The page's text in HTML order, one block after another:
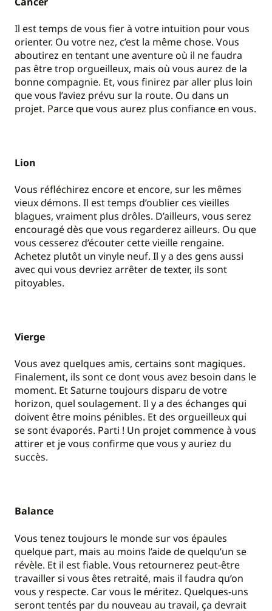
Il est temps de vous fier à votre intuition pour vous
orienter. Ou votre nez, c’est la même chose. Vous
aboutirez en tentant une aventure où il ne faudra
pas être trop orgueilleux, mais où vous aurez de la
bonne compagnie. Et, vous finirez par aller plus loin
que vous l’aviez prévu sur la route. Ou dans un
projet. Parce que vous aurez plus confiance en vous.
Lion
Vous réfléchirez encore et encore, sur les mêmes
vieux démons. Il est temps d’oublier ces vieilles
blagues, vraiment plus drôles. D’ailleurs, vous serez
encouragé dès que vous regarderez ailleurs. Ou que
vous cesserez d’écouter cette vieille rengaine.
Achetez plutôt un vinyle neuf. Il y a des gens aussi
avec qui vous devriez arrêter de texter, ils sont
pitoyables.
Vierge
Vous avez quelques amis, certains sont magiques.
Finalement, ils sont ce dont vous avez besoin dans le
moment. Et Saturne toujours disparu de votre
horizon, quel soulagement. Il y a des échanges qui
doivent être moins pénibles. Et des orgueilleux qui
se sont évaporés. Parti ! Un projet commence à vous
attirer et je vous confirme que vous y auriez du
succès.
Balance
Vous tenez toujours le monde sur vos épaules
quelque part, mais au moins l’aide de quelqu’un se
révèle. Et il est fiable. Vous retournerez peut-être
travailler si vous êtes retraité, mais il faudra qu’on
vous y respecte. Car vous le méritez. Quelques-uns
seront tentés par du nouveau au travail, ça devrait